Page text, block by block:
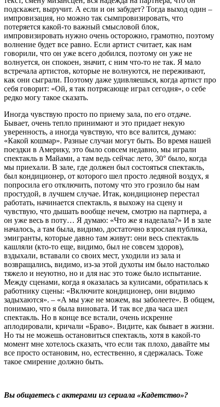
подскажет, выручит. А если и он забудет? Тогда выход один –
импровизация, но можно так сымпровизировать, что
потеряется какой-то важный смысловой блок,
импровизировать нужно очень осторожно, грамотно, поэтому
волнение будет все равно. Если артист считает, как нам
говорили, что он уже всего добился, поэтому он уже не
волнуется, он спокоен, значит, с ним что-то не так. Я мало
встречала артистов, которые не волнуются, не переживают,
как они сыграли. Поэтому даже удивляешься, когда артист про
себя говорит: «Ой, я так потрясающе играл сегодня», о себе
редко могу такое сказать.
Иногда чувствую просто по приему зала, по его отдаче.
Бывает, очень тепло принимают и это придает некую
уверенность, а иногда чувствую, что все валится, думаю:
«Какой кошмар». Разные случаи могут быть. Во время нашей
поездки в Америку, это было совсем недавно, мы играли
спектакль в Майами, а там ведь сейчас лето, 30° было, когда
мы приехали. В зале, где должен был состояться спектакль,
был кондиционер, от которого шел просто ледяной воздух, я
попросила его отключить, потому что это грозило бы нам
простудой, в лучшем случае. Итак, кондиционер перестал
работать, начинается спектакль, я выхожу на сцену и
чувствую, что дышать вообще нечем, смотрю на партнера, а
он уже весь в поту… Я думаю: «Что же я наделала?» И в зале
началось, а там была, видимо, достаточно взрослая публика,
эмигранты, которые давно там живут: они весь спектакль
кашляли (кто-то еще, видимо, был не совсем здоров),
вздыхали, вставали со своих мест, уходили из зала и
возвращались, видимо, из-за этой духоты им было настолько
тяжело и неуютно, но и для нас это тоже было испытание.
Между сценами, когда я оказалась за кулисами, обратилась к
работнику сцены: «Включите кондиционер, они видимо
задыхаются». – «А мы уже не можем, вы заболеете». В общем,
понимаю, что я была виновата. И так все два часа шел
спектакль. Но в конце все встали, очень искренне
аплодировали, кричали «Браво». Видите, как бывает в жизни.
Но ты не можешь остановиться спектакль, хотя в какой-то
момент мне хотелось сказать, что если так плохо, давайте мы
все просто остановим, но, естественно, я сдержалась. Тоже
такое смирение должно быть.
Вы общаетесь с актерами из сериала «Кадетство»?